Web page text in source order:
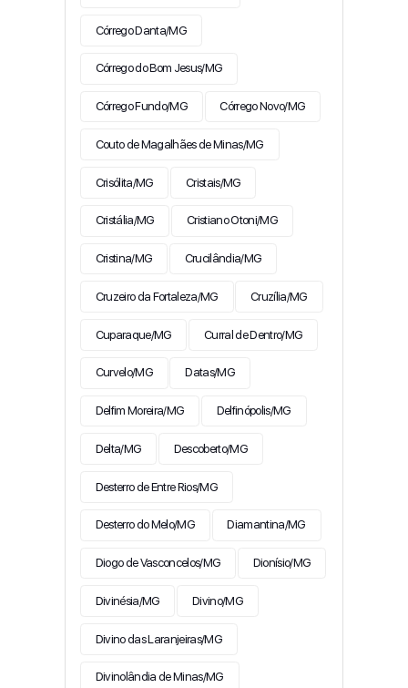
Córrego Danta/MG
Córrego do Bom Jesus/MG
Córrego Fundo/MG Córrego Novo/MG
Couto de Magalhães de Minas/MG
Crisólita/MG Cristais/MG
Cristália/MG Cristiano Otoni/MG
Cristina/MG Crucilândia/MG
Cruzeiro da Fortaleza/MG Cruzília/MG
Cuparaque/MG Curral de Dentro/MG
Curvelo/MG Datas/MG
Delfim Moreira/MG Delfinópolis/MG
Delta/MG Descoberto/MG
Desterro de Entre Rios/MG
Desterro do Melo/MG Diamantina/MG
Diogo de Vasconcelos/MG Dionísio/MG
Divinésia/MG Divino/MG
Divino das Laranjeiras/MG
Divinolândia de Minas/MG